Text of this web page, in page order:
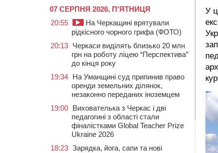
У
07 СЕРПНЯ 2026, П'ЯТНИЦЯ
20:55
На Черкащині врятували
рідкісного чорного грифа (ФОТО)
20:13 Черкаси виділять близько 20 млн
грн на роботу ліцею “Перспектива”
до кінця року
19:34 На Уманщині суд припинив право
оренди земельних ділянок,
незаконно переданих іноземцем
19:00 Вихователька з Черкас і дві
педагогині з області стали
фіналістками Global Teacher Prize
Ukraine 2026
18:23 Зарядка, йога, сапи та нові